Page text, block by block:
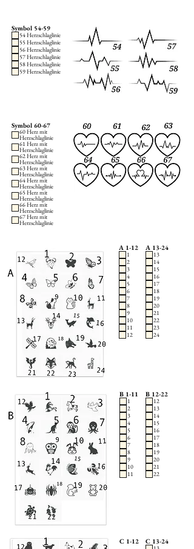
Symbol 54-59
54 Herzschlaglinie
55 Herzschlaglinie
56 Herzschlaglinie
57 Herzschlaglinie
58 Herzschlaglinie
59 Herzschlaglinie
Symbol 60-67
60 Herz mit
Herzschlaglinie
61 Herz mit
Herzschlaglinie
62 Herz mit
Herzschlaglinie
63 Herz mit
Herzschlaglinie
64 Herz mit
Herzschlaglinie
65 Herz mit
Herzschlaglinie
66 Herz mit
Herzschlaglinie
67 Herz mit
Herzschlaglinie
A 1-12
1
2
3
4
5
6
7
8
9
10
11
12
A 13-24
13
14
15
16
17
18
19
20
21
22
23
24
B 1-11
1
2
3
4
5
6
7
8
9
10
11
B 12-22
12
13
14
15
16
17
18
19
20
21
22
C 13-24
C 1-12